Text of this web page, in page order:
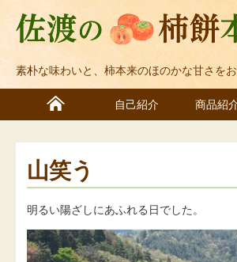
素朴な味わいと、柿本来のほのかな甘さをお
自己紹介 商品紹
山笑う
明るい陽ざしにあふれる日でした。